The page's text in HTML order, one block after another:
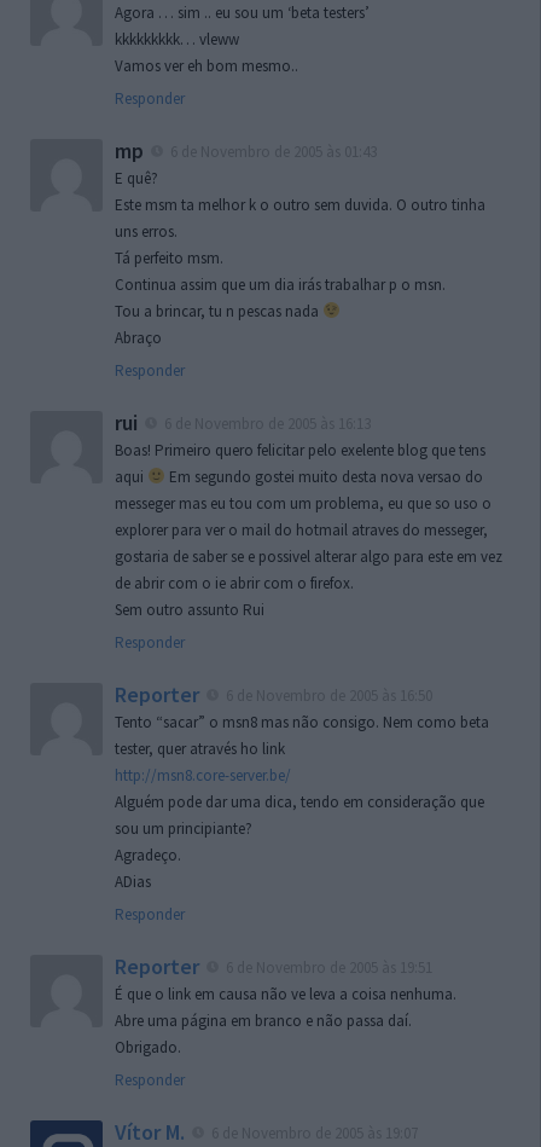
Agora … sim .. eu sou um ‘beta testers’
kkkkkkkkk… vleww
Vamos ver eh bom mesmo..
Responder
mp
E quê?
Este msm ta melhor k o outro sem duvida. O outro tinha
uns erros.
Tá perfeito msm.
Continua assim que um dia irás trabalhar p o msn.
Tou a brincar, tu n pescas nada
Abraço
Responder
rui
Boas! Primeiro quero felicitar pelo exelente blog que tens
aqui
Em segundo gostei muito desta nova versao do
messeger mas eu tou com um problema, eu que so uso o
explorer para ver o mail do hotmail atraves do messeger,
gostaria de saber se e possivel alterar algo para este em vez
de abrir com o ie abrir com o firefox.
Sem outro assunto Rui
Responder
Reporter
Tento “sacar” o msn8 mas não consigo. Nem como beta
tester, quer através ho link
http://msn8.core-server.be/
Alguém pode dar uma dica, tendo em consideração que
sou um principiante?
Agradeço.
ADias
Responder
Reporter
É que o link em causa não ve leva a coisa nenhuma.
Abre uma página em branco e não passa daí.
Obrigado.
Responder
Vítor M.